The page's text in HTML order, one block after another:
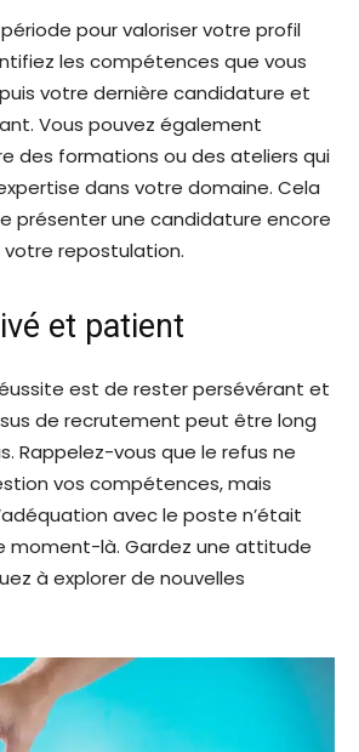
pour valoriser votre profil
les compétences que vous
votre dernière candidature et
Vous pouvez également
des formations ou des ateliers qui
dans votre domaine. Cela
présenter une candidature encore
votre repostulation.
et patient
est de rester persévérant et
de recrutement peut être long
Rappelez-vous que le refus ne
vos compétences, mais
avec le poste n’était
moment-là. Gardez une attitude
à explorer de nouvelles